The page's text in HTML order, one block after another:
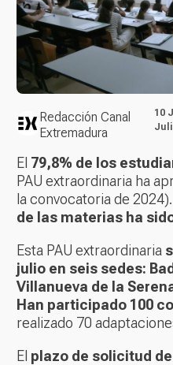
Redacción Canal
Extremadura
10
El 79,8% de los
PAU extraordinaria ha
la convocatoria de 2024).
de las materias ha
Esta PAU extraordinaria
julio en seis sedes:
Villanueva de la
Han participado 100
realizado 70
El plazo de solicitud